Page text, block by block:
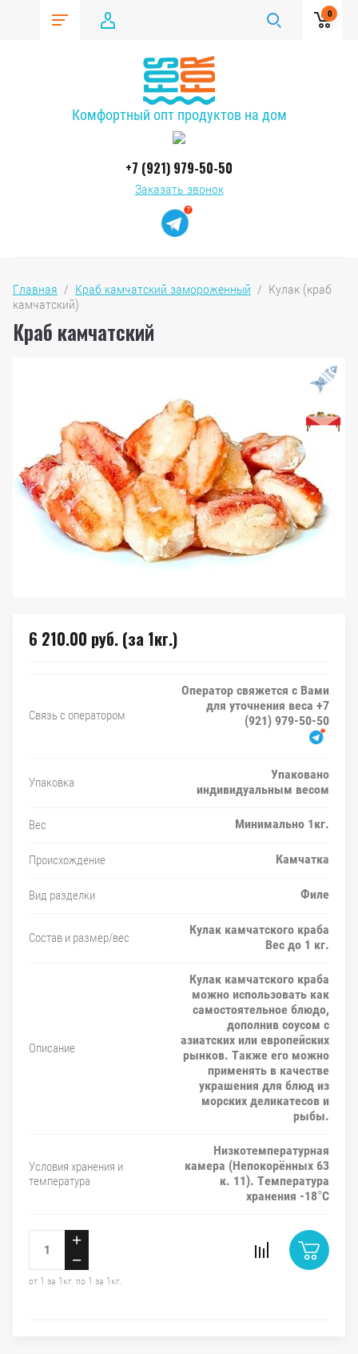
0
Комфортный опт продуктов на дом
+7 (921) 979-50-50
Заказать звонок
Главная
  /
Краб камчатский замороженный
  /  Кулак (краб
камчатский)
Краб камчатский
6 210.00 руб. (за 1кг.)
Связь с оператором
Оператор свяжется с Вами
для уточнения веса +7
(921) 979-50-50
Упаковка
Упаковано
индивидуальным весом
Вес Минимально 1кг.
Происхождение Камчатка
Вид разделки Филе
Состав и размер/вес
Кулак камчатского краба
Вес до 1 кг.
Описание
Кулак камчатского краба
можно использовать как
самостоятельное блюдо,
дополнив соусом с
азиатских или европейских
рынков. Также его можно
применять в качестве
украшения для блюд из
морских деликатесов и
рыбы.
Условия хранения и
температура
Низкотемпературная
камера (Непокорённых 63
к. 11). Температура
хранения -18°C
+
−
от 1 за 1кг. по 1 за 1кг.